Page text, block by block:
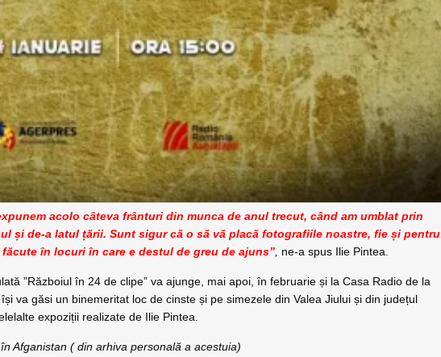
acolo câteva frânturi din munca de anul trecut, când am umblat prin
și de-a latul țării. Sunt sigur că o să vă placă fotografiile noastre, fie și pentru
în locuri în care e destul de greu de ajuns” ne-a spus Ilie Pintea.
”Războiul în 24 de clipe” va ajunge, mai apoi, în februarie și la Casa Radio de la
va găsi un binemeritat loc de cinste și pe simezele din Valea Jiului și din județul
expoziții realizate de Ilie Pintea.
Afganistan ( din arhiva personală a acestuia)